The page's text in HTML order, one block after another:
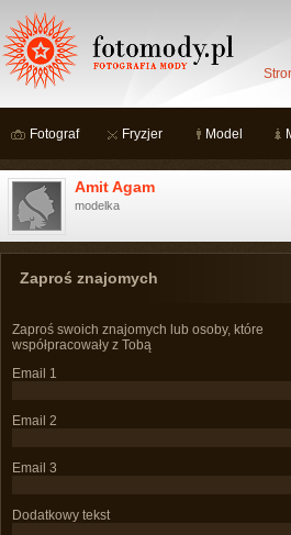
Fotograf Fryzjer Model
Amit Agam
modelka
Zaproś znajomych
Zaproś swoich znajomych lub osoby, które
współpracowały z Tobą
Email 1
Email 2
Email 3
Dodatkowy tekst